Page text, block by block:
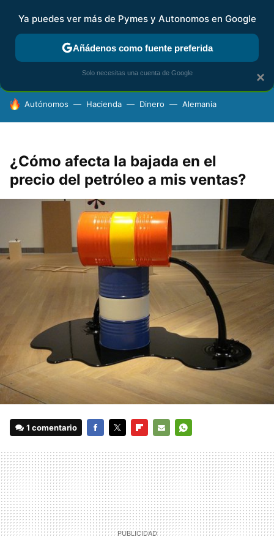
FISCALIDAD Y CONTABILIDAD KIT DIGITAL RENTA
HOY SE HABLA DE
Autónomos Hacienda Dinero Alemania
¿Cómo afecta la bajada en el
precio del petróleo a mis ventas?
1 comentario
MAIL
×
Ya puedes ver más de Pymes y Autonomos en Google
Añádenos como fuente preferida
Solo necesitas una cuenta de Google